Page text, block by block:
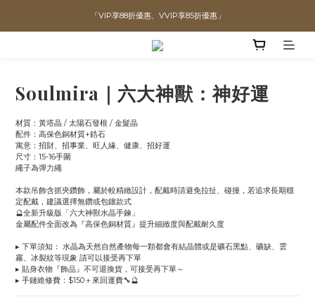
直播喊單享更優惠價格！！
「VIP享88折優惠、VVIP享85折優惠」
全館滿$1300即可享「免運」♡♡
Soulmira｜六大神獸：神好運
材質：黃塔晶 / 太陽石發根 / 金髮晶
配件：高保色銅材質+鋯石
寓意：招財、招事業、旺人緣、健康、招好運
尺寸：15-16手圍
繩子為彈力繩
本款吊飾含抓夾鑽飾，屬於較精緻設計，配戴時請避免拉扯、碰撞，若追求長期穩
定配戴，建議選擇無鑽或包鑲款式
🔮全新升級版「六大神獸水晶手鍊」
金屬配件全面改為『高保色銅材質』提升細緻度與配戴耐久度
▸ 下單須知： 水晶為天然自然產物每一顆都會有結晶體或是礦石黑點、礦缺、雲
霧、冰裂紋等現象 請可以接受再下單
▸ 貼身衣物『飾品』不可退換貨，可接受再下單～
▸ 手鏈維修費：$150＋來回運費🔧🔮